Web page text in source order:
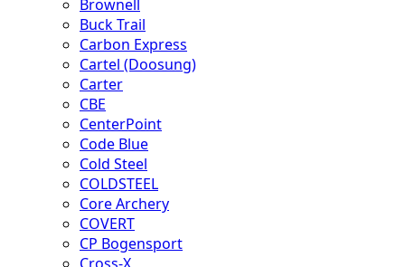
Brownell
Buck Trail
Carbon Express
Cartel (Doosung)
Carter
CBE
CenterPoint
Code Blue
Cold Steel
COLDSTEEL
Core Archery
COVERT
CP Bogensport